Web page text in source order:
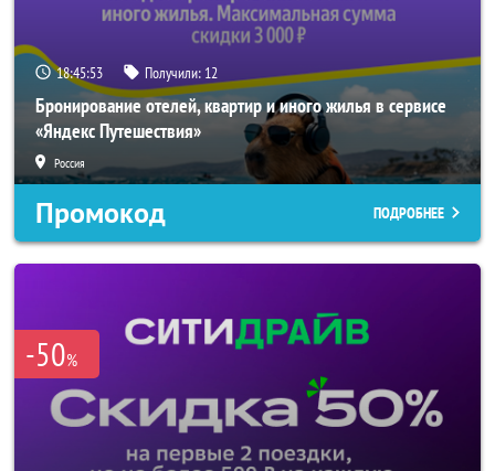
18:45:52 Получили: 12
Бронирование отелей, квартир и иного жилья в сервисе
«Яндекс Путешествия»
Россия
Промокод ПОДРОБНЕЕ
-50%